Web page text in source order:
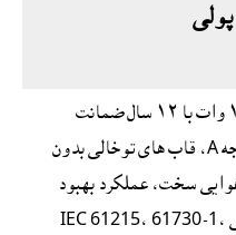
٥٥٠ وات پولى
تخته خورشیدی پولى کریستالی ١٥٠ وات با ١٢ سال ضمانت
محدود، ساخته شده از سلول های درجه A، قاب های توخالی بدون
سخت، عملکرد بهبود
یافته درمناطق سایه دار، تحت گواهی IEC 61215، 61730-1،